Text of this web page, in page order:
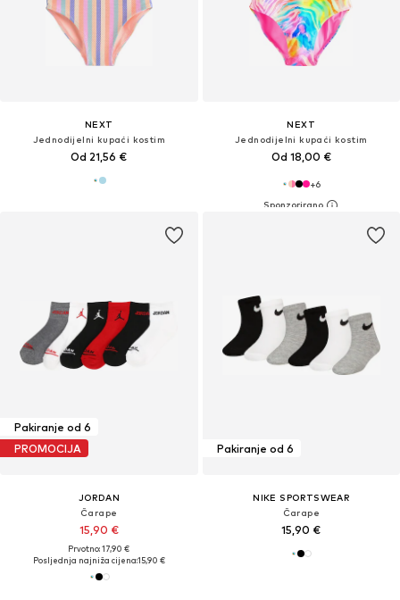
NEXT
Jednodijelni kupaći kostim
Od 21,56 €
NEXT
Jednodijelni kupaći kostim
Od 18,00 €
+6
Pakiranje od 6
PROMOCIJA
JORDAN
Čarape
15,90 €
Prvotno: 17,90 €
Posljednja najniža cijena:15,90 €
Pakiranje od 6
NIKE SPORTSWEAR
Čarape
15,90 €